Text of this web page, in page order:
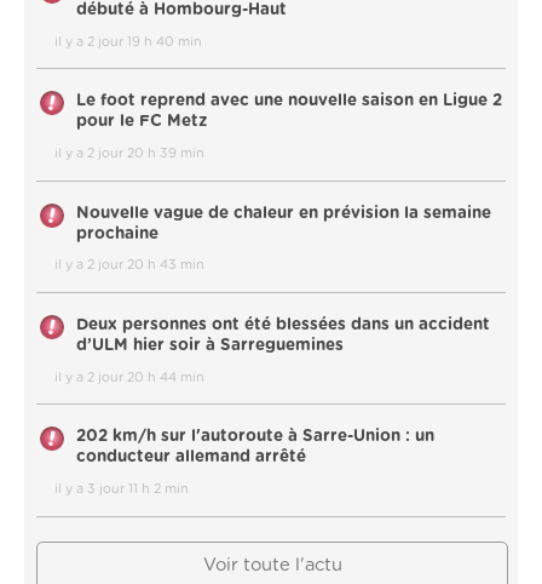
débuté à Hombourg-Haut
il y a 2 jour 19 h 40 min
Le foot reprend avec une nouvelle saison en Ligue 2
pour le FC Metz
il y a 2 jour 20 h 39 min
Nouvelle vague de chaleur en prévision la semaine
prochaine
il y a 2 jour 20 h 43 min
Deux personnes ont été blessées dans un accident
d’ULM hier soir à Sarreguemines
il y a 2 jour 20 h 44 min
202 km/h sur l'autoroute à Sarre-Union : un
conducteur allemand arrêté
il y a 3 jour 11 h 2 min
Voir toute l'actu